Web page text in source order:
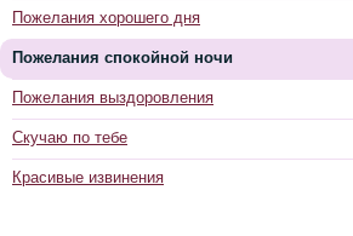
Пожелания хорошего дня
Пожелания спокойной ночи
Пожелания выздоровления
Скучаю по тебе
Красивые извинения